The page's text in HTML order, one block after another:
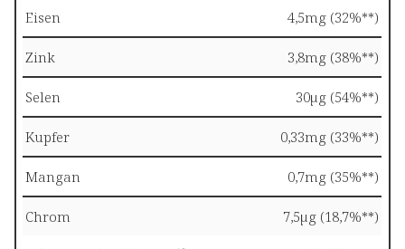
Eisen 4,5mg (32%**)
Zink 3,8mg (38%**)
Selen 30µg (54%**)
Kupfer 0,33mg (33%**)
Mangan 0,7mg (35%**)
Chrom 7,5µg (18,7%**)